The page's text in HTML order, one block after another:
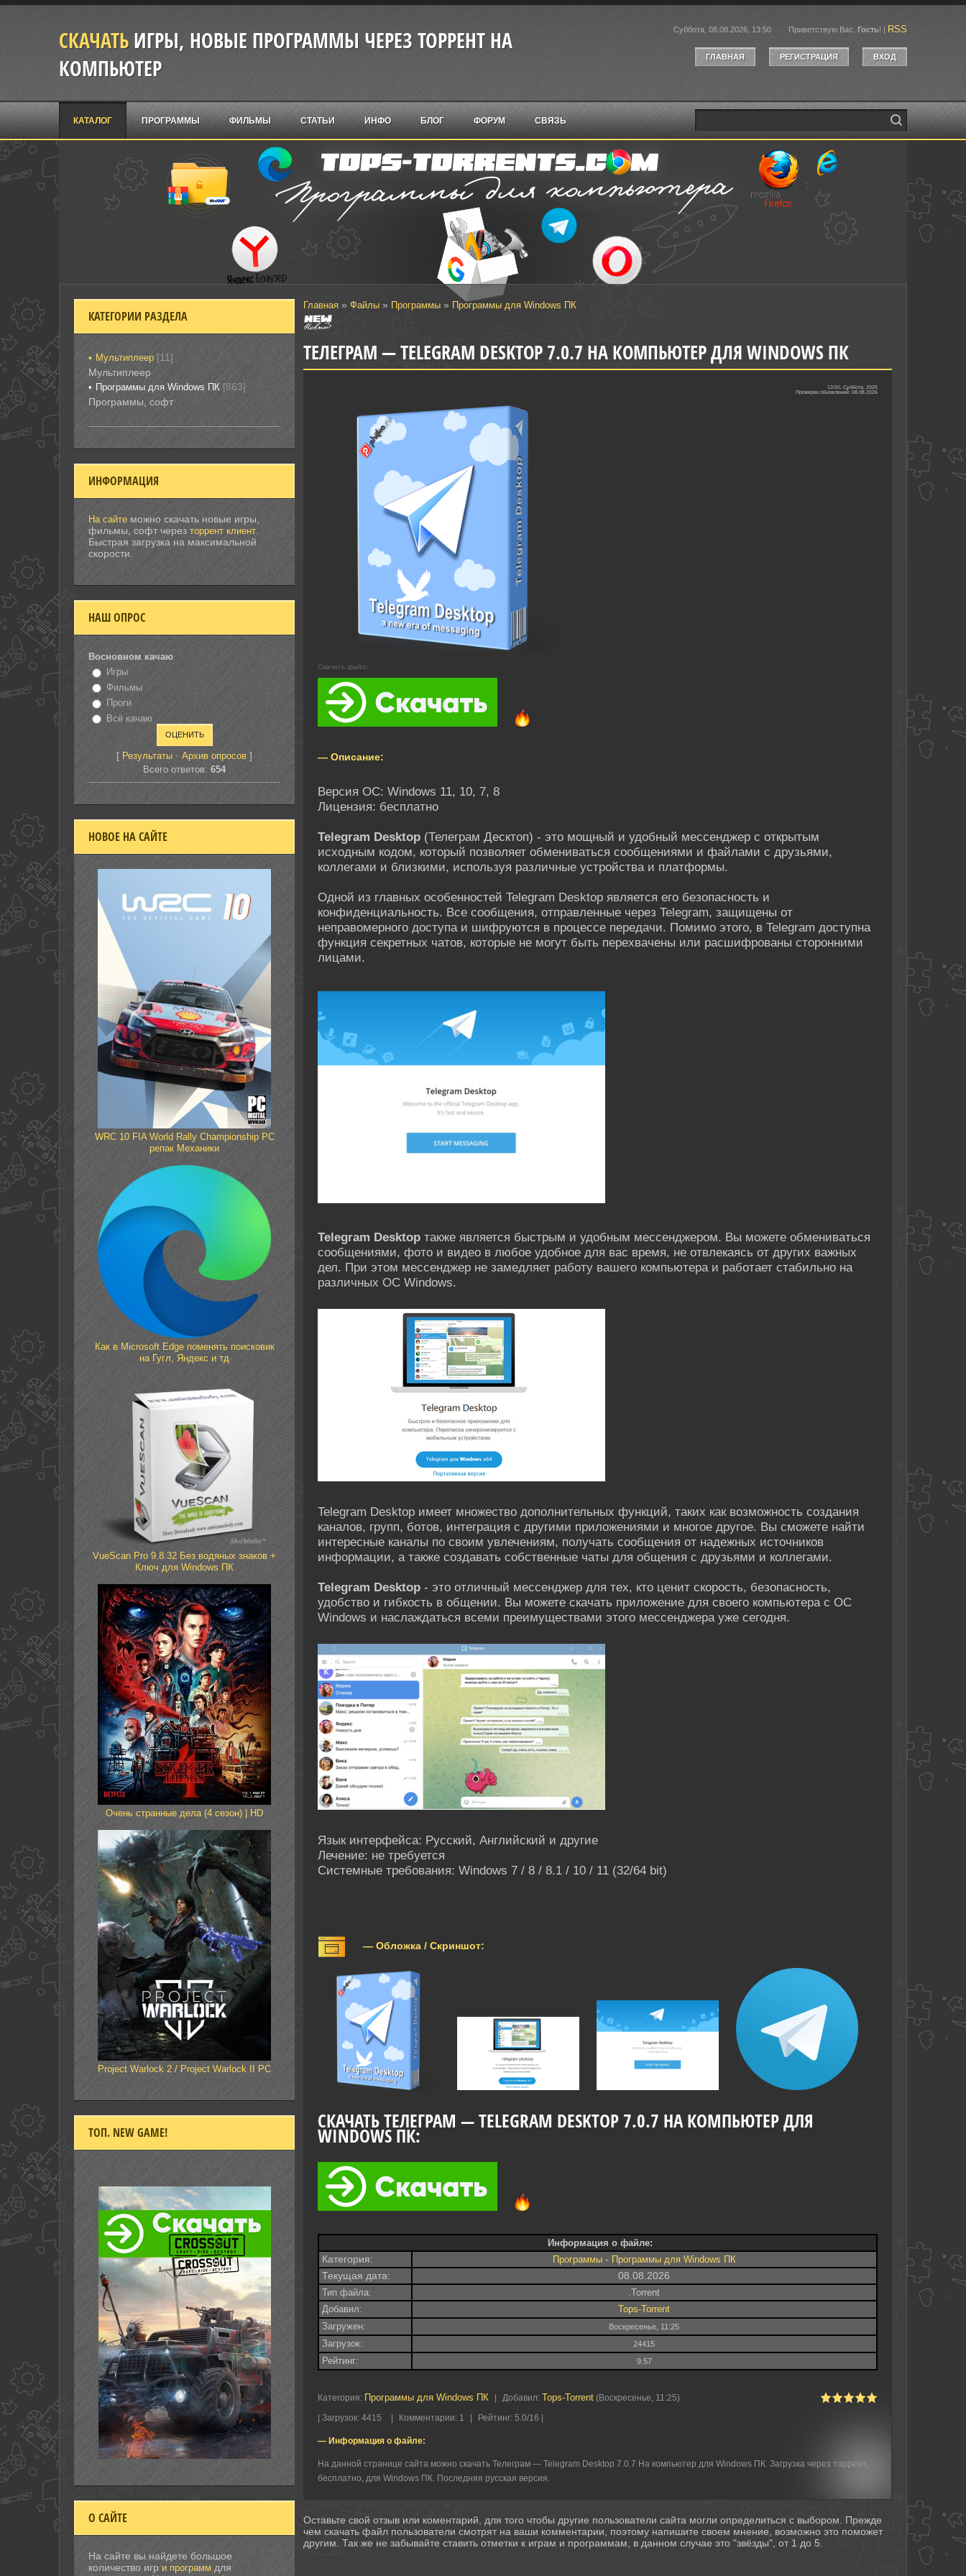
СКАЧАТЬИГРЫ, НОВЫЕ ПРОГРАММЫ ЧЕРЕЗ ТОРРЕНТ НА
КОМПЬЮТЕР
Суббота, 08.08.2026, 13:50 Приветствую Вас Гость! | RSS
ГЛАВНАЯ РЕГИСТРАЦИЯ ВХОД
КАТАЛОГ ПРОГРАММЫ ФИЛЬМЫ СТАТЬИ ИНФО БЛОГ ФОРУМ СВЯЗЬ
Главная» Файлы» Программы» Программы для Windows ПК
ТЕЛЕГРАМ — TELEGRAM DESKTOP 7.0.7 НА КОМПЬЮТЕР ДЛЯ WINDOWS ПК
13:50, Суббота, 2026
Проверка обновлений: 08.08.2026
Скачать файл:
— Описание:
Версия ОС: Windows 11, 10, 7, 8
Лицензия: бесплатно
Telegram Desktop (Телеграм Десктоп) - это мощный и удобный мессенджер с открытым
исходным кодом, который позволяет обмениваться сообщениями и файлами с друзьями,
коллегами и близкими, используя различные устройства и платформы.
Одной из главных особенностей Telegram Desktop является его безопасность и
конфиденциальность. Все сообщения, отправленные через Telegram, защищены от
неправомерного доступа и шифруются в процессе передачи. Помимо этого, в Telegram доступна
функция секретных чатов, которые не могут быть перехвачены или расшифрованы сторонними
лицами.
Telegram Desktopтакже является быстрым и удобным мессенджером. Вы можете обмениваться
сообщениями, фото и видео в любое удобное для вас время, не отвлекаясь от других важных
дел. При этом мессенджер не замедляет работу вашего компьютера и работает стабильно на
различных ОС Windows.
Telegram Desktop имеет множество дополнительных функций, таких как возможность создания
каналов, групп, ботов, интеграция с другими приложениями и многое другое. Вы сможете найти
интересные каналы по своим увлечениям, получать сообщения от надежных источников
информации, а также создавать собственные чаты для общения с друзьями и коллегами.
Telegram Desktop- это отличный мессенджер для тех, кто ценит скорость, безопасность,
удобство и гибкость в общении. Вы можете скачать приложение для своего компьютера с ОС
Windows и наслаждаться всеми преимуществами этого мессенджера уже сегодня.
Язык интерфейса: Русский, Английский и другие
Лечение: не требуется
Системные требования: Windows 7 / 8 / 8.1 / 10 / 11 (32/64 bit)
— Обложка / Скриншот:
СКАЧАТЬ ТЕЛЕГРАМ — TELEGRAM DESKTOP 7.0.7 НА КОМПЬЮТЕР ДЛЯ
WINDOWS ПК:
Информация о файле:
Категория: Программы- Программы для Windows ПК
Текущая дата: 08.08.2026
Тип файла:
.Torrent
Добавил:
Tops-Torrent
Загружен:
Воскресенье, 11:25
Загрузок: 24415
Рейтинг: 9.57
Категория: Программы для Windows ПК Добавил: Tops-Torrent(Воскресенье, 11:25)
Загрузок: 4415 Комментарии: 1 Рейтинг: 5.0/16 |
— Информация о файле:
На данной странице сайта можно скачать Телеграм — Telegram Desktop 7.0.7 На компьютер для Windows ПК. Загрузка через торрент,
бесплатно, для Windows ПК. Последняя русская версия.
Оставьте свой отзыв или коментарий, для того чтобы другие пользователи сайта могли определиться с выбором. Прежде
чем скачать файл пользователи смотрят на ваши комментарии, поэтому напишите своем мнение, возможно это поможет
другим. Так же не забывайте ставить отметки к играм и программам, в данном случае это "звёзды", от 1 до 5.
КАТЕГОРИИ РАЗДЕЛА
Мультиплеер [11]
Мультиплеер
Программы для Windows ПК [863]
Программы, софт
ИНФОРМАЦИЯ
На сайте можно скачать новые игры,
фильмы, софт через торрент клиент
Быстрая загрузка на максимальной
скорости.
НАШ ОПРОС
Восновном качаю
Игры
Фильмы
Проги
Всё качаю
[ Результаты·Архив опросов ]
Всего ответов:654
НОВОЕ НА САЙТЕ
WRC 10 FIA World Rally Championship PC
репак Механики
Как в Microsoft Edge поменять поисковик
на Гугл, Яндекс и тд
VueScan Pro 9.8.32 Без водяных знаков +
Ключ для Windows ПК
Очень странные дела (4 сезон) | HD
Project Warlock 2 / Project Warlock II PC
ТОП. NEW GAME!
О САЙТЕ
На сайте вы найдете большое
количество игр и программ для